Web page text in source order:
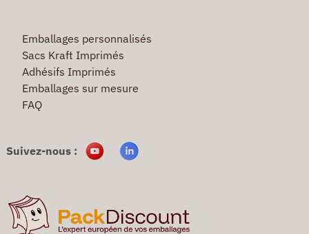
Emballages personnalisés
Sacs Kraft Imprimés
Adhésifs Imprimés
Emballages sur mesure
FAQ
Suivez-nous :